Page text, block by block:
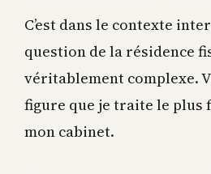
C’est dans le contexte
question de la résidence
véritablement complexe.
figure que je traite le plus
mon cabinet.